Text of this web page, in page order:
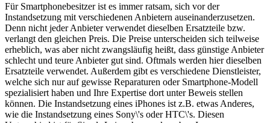
Für Smartphonebesitzer ist es immer ratsam, sich vor der
Instandsetzung mit verschiedenen Anbietern auseinanderzusetzen.
Denn nicht jeder Anbieter verwendet dieselben Ersatzteile bzw.
verlangt den gleichen Preis. Die Preise unterscheiden sich teilweise
erheblich, was aber nicht zwangsläufig heißt, dass günstige Anbieter
schlecht und teure Anbieter gut sind. Oftmals werden hier dieselben
Ersatzteile verwendet. Außerdem gibt es verschiedene Dienstleister,
welche sich nur auf gewisse Reparaturen oder Smartphone-Modell
spezialisiert haben und Ihre Expertise dort unter Beweis stellen
können. Die Instandsetzung eines iPhones ist z.B. etwas Anderes,
wie die Instandsetzung eines Sony\'s oder HTC\'s. Diesen